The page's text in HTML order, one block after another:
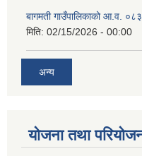
बागमती गाउँपालिकाको आ.व.
मिति: 02/15/2026 - 00:00
अन्य
योजना तथा